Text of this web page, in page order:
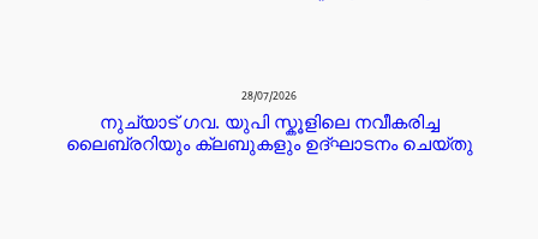
28/07/2026
നുച്യാട് ഗവ. യുപി സ്കൂളിലെ നവീകരിച്ച
ലൈബ്രറിയും ക്ലബുകളും ഉദ്ഘാടനം ചെയ്തു